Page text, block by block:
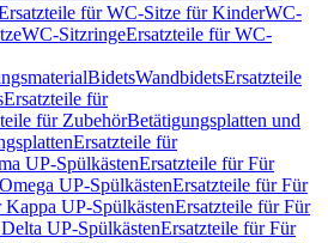
für WC-Sitze für KinderWC-
WC-SitzringeErsatzteile für WC-
BidetsWandbidetsErsatzteile
Ersatzteile für
für ZubehörBetätigungsplatten und
Ersatzteile für
UP-SpülkästenErsatzteile für Für
UP-SpülkästenErsatzteile für Für
Kappa UP-SpülkästenErsatzteile für Für
UP-SpülkästenErsatzteile für Für